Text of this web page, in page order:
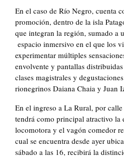
En el caso de Río Negro, cuenta
promoción, dentro de la isla
que integran la región, sumado a
espacio inmersivo en el que los
experimentar múltiples
envolvente y pantallas
clases magistrales y
rionegrinos Daiana Chaia y Juan
En el ingreso a La Rural, por
tendrá como principal atractivo la
locomotora y el vagón comedor
cual se encuentra desde ayer
sábado a las 16, recibirá la